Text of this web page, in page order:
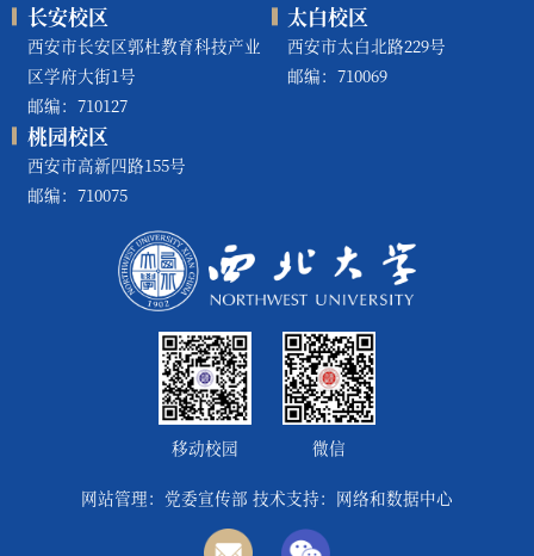
长安校区
西安市长安区郭杜教育科技产业
区学府大街1号
邮编：710127
太白校区
西安市太白北路229号
邮编：710069
桃园校区
西安市高新四路155号
邮编：710075
移动校园 微信
网站管理：党委宣传部 技术支持：网络和数据中心